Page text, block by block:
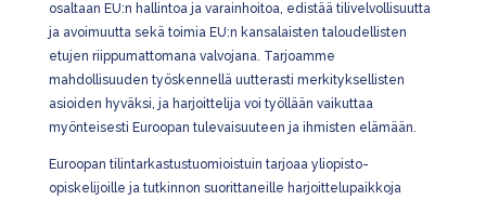
osaltaan EU:n hallintoa ja varainhoitoa, edistää tilivelvollisuutta
ja avoimuutta sekä toimia EU:n kansalaisten taloudellisten
etujen riippumattomana valvojana. Tarjoamme
mahdollisuuden työskennellä uutterasti merkityksellisten
asioiden hyväksi, ja harjoittelija voi työllään vaikuttaa
myönteisesti Euroopan tulevaisuuteen ja ihmisten elämään.
Euroopan tilintarkastustuomioistuin tarjoaa yliopisto-
opiskelijoille ja tutkinnon suorittaneille harjoittelupaikkoja